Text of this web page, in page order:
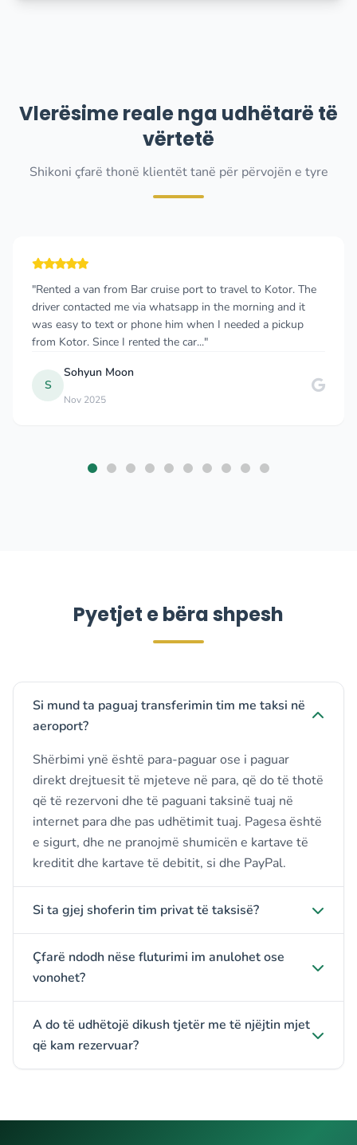
Vlerësime reale nga udhëtarë të
vërtetë
Shikoni çfarë thonë klientët tanë për përvojën e tyre
Bar cruise port to travel to Kotor. The
via whatsapp in the morning and it
phone him when I needed a pickup
rented the car..."
"Really good
and the price was
friendly and drove
Pyetjet e bëra shpesh
Si mund ta paguaj transferimin tim me taksi në
aeroport?
Shërbimi ynë është para-paguar ose i paguar
direkt drejtuesit të mjeteve në para, që do të thotë
që të rezervoni dhe të paguani taksinë tuaj në
internet para dhe pas udhëtimit tuaj. Pagesa është
e sigurt, dhe ne pranojmë shumicën e kartave të
kreditit dhe kartave të debitit, si dhe PayPal.
Si ta gjej shoferin tim privat të taksisë?
Çfarë ndodh nëse fluturimi im anulohet ose
vonohet?
A do të udhëtojë dikush tjetër me të njëjtin mjet
që kam rezervuar?